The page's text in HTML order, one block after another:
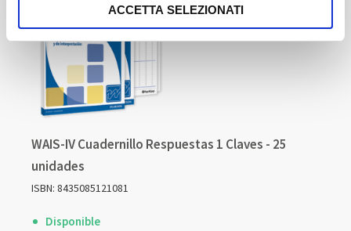
ACCETTA SELEZIONATI
WAIS-IV Cuadernillo Respuestas 1 Claves - 25
unidades
ISBN: 8435085121081
Disponible